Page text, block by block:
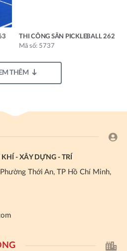
THI CÔNG SÂN PICKLEBALL 262
Mã số: 5737
THÊM
- XÂY DỰNG - TRÍ
Thới An, TP Hồ Chí Minh,